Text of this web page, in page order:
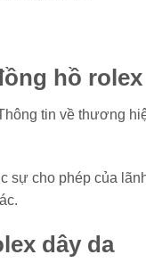
hồ rolex
tin về thương
sự cho phép của
dây da